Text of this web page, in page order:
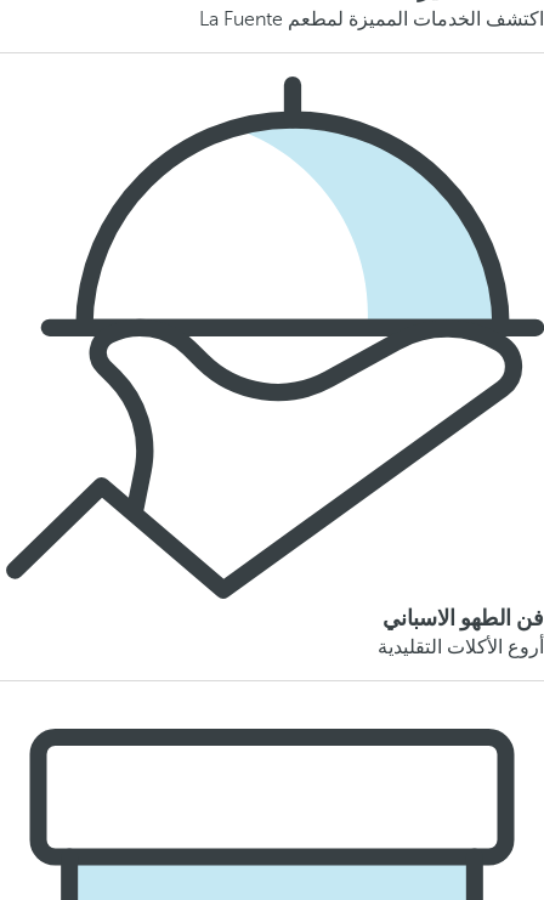
اكتشف الخدمات المميزة لمطعم La Fuente
فن الطهو الاسباني
أروع الأكلات التقليدية